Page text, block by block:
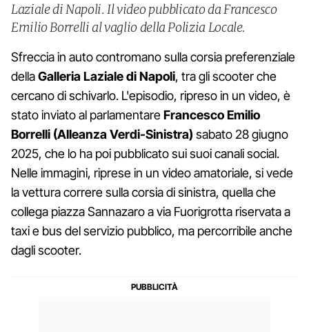
Laziale di Napoli. Il video pubblicato da Francesco
Emilio Borrelli al vaglio della Polizia Locale.
Sfreccia in auto contromano sulla corsia preferenziale
dellaGalleria Laziale di Napoli, tra gli scooter che
cercano di schivarlo. L'episodio, ripreso in un video, è
stato inviato al parlamentareFrancesco Emilio
Borrelli (Alleanza Verdi-Sinistra) sabato 28 giugno
2025, che lo ha poi pubblicato sui suoi canali social.
Nelle immagini, riprese in un video amatoriale, si vede
la vettura correre sulla corsia di sinistra, quella che
collega piazza Sannazaro a via Fuorigrotta riservata a
taxi e bus del servizio pubblico, ma percorribile anche
dagli scooter.